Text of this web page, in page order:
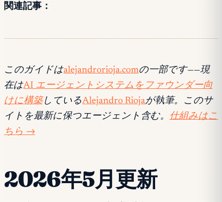
関連記事：
このガイドはalejandrorioja.comの一部です——現
在はAI エージェントシステムをファウンダー向
けに構築しているAlejandro Riojaが執筆。このサ
イトを最新に保つエージェント含む。
仕組みはこ
ちら →
2026年5月更新